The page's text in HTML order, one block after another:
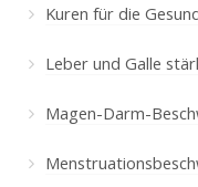
Kuren für die
Leber und Galle
Magen-Darm-